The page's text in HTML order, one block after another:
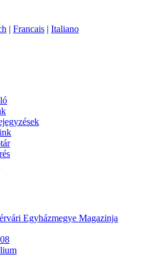
| Francais | Italiano
Egyházmegye Magazinja